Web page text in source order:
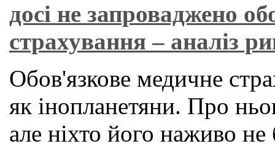
досі не запроваджено
страхування – аналіз
Обов'язкове медичне
як інопланетяни. Про
але ніхто його наживо